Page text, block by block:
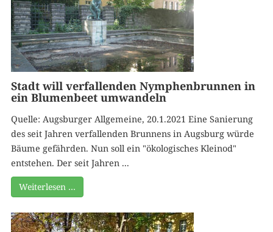
Stadt will verfallenden Nymphenbrunnen in
ein Blumenbeet umwandeln
Quelle: Augsburger Allgemeine, 20.1.2021 Eine Sanierung
des seit Jahren verfallenden Brunnens in Augsburg würde
Bäume gefährden. Nun soll ein "ökologisches Kleinod"
entstehen. Der seit Jahren ...
Weiterlesen …